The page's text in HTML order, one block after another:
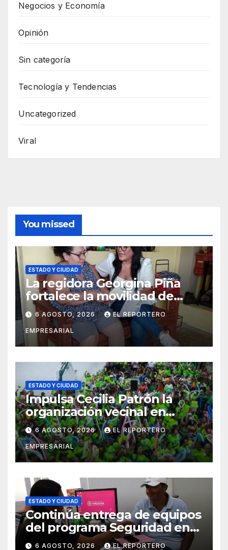
Negocios y Economía
Opinión
Sin categoría
Tecnología y Tendencias
Uncategorized
Viral
You missed
ESTADO Y CIUDAD
La regidora Georgina Piña
fortalece la movilidad de
adultos mayores con la
entrega de aparatos
ortopédicos
6 AGOSTO, 2026 EL REPORTERO
EMPRESARIAL
ESTADO Y CIUDAD
Impulsa Cecilia Patrón la
organización vecinal en
Mérida y suma a comités de
vigilancia en la prevención
social del delito
6 AGOSTO, 2026 EL REPORTERO
EMPRESARIAL
ESTADO Y CIUDAD
Continúa entrega de equipos
del programa Seguridad en
el Mar
6 AGOSTO, 2026 EL REPORTERO